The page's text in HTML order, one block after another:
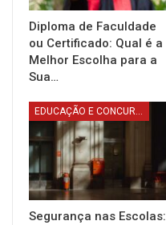
Diploma de Faculdade
ou Certificado: Qual é a
Melhor Escolha para a
Sua…
EDUCAÇÃO E CONCURSOS
Segurança nas Escolas: